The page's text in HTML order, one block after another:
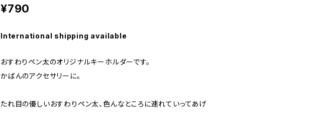
¥790
International shipping available
おすわりペン太のオリジナルキーホルダーです。
かばんのアクセサリーに。
たれ目の優しいおすわりペン太、色んなところに連れていってあげ